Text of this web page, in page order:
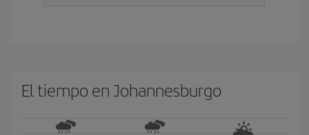
El tiempo en Johannesburgo